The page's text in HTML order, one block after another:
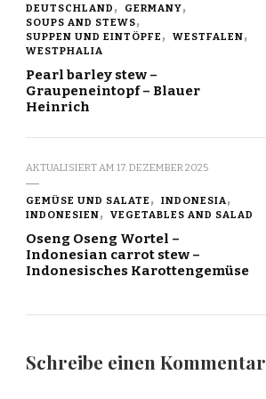
DEUTSCHLAND
GERMANY
SOUPS AND STEWS
SUPPEN UND EINTÖPFE
WESTFALEN
WESTPHALIA
Pearl barley stew –
Graupeneintopf – Blauer
Heinrich
AKTUALISIERT AM 17. DEZEMBER 2025
GEMÜSE UND SALATE
INDONESIA
INDONESIEN
VEGETABLES AND SALAD
Oseng Oseng Wortel –
Indonesian carrot stew –
Indonesisches Karottengemüse
Schreibe einen Kommentar